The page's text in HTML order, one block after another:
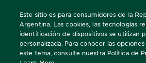
Este sitio es para consumidores de la
Argentina. Las cookies, las tecnologías
identificación de dispositivos se utilizan
personalizada. Para conocer las
este tema, consulte nuestra Política de
Home Cor Intensa 30 Castaño Oscuro